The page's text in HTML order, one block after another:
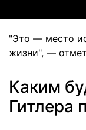
"Это — место
жизни", —
Каким
Гитлера